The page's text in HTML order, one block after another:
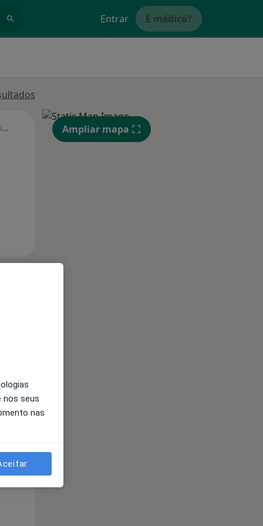
Entrar É médico?
Segunda-feira Qua Qui,
13 Ago
Ampliar mapa
nos seus
nas